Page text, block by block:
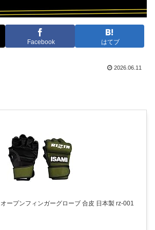
Facebook はてブ
2026.06.11
ープンフィンガーグローブ 合皮 日本製 rz-001